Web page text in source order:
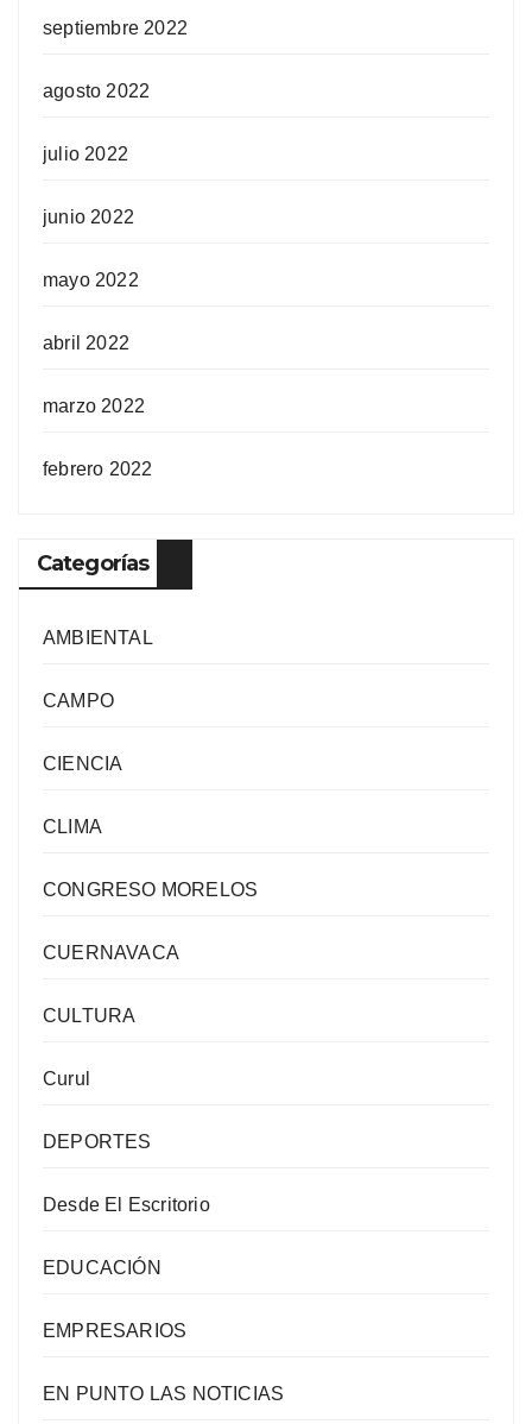
septiembre 2022
agosto 2022
julio 2022
junio 2022
mayo 2022
abril 2022
marzo 2022
febrero 2022
Categorías
AMBIENTAL
CAMPO
CIENCIA
CLIMA
CONGRESO MORELOS
CUERNAVACA
CULTURA
Curul
DEPORTES
Desde El Escritorio
EDUCACIÓN
EMPRESARIOS
EN PUNTO LAS NOTICIAS